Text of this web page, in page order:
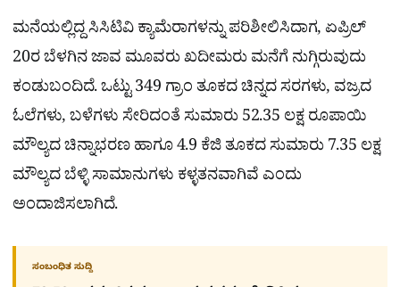
ಮನೆಯಲ್ಲಿದ್ದ ಸಿಸಿಟಿವಿ ಕ್ಯಾಮೆರಾಗಳನ್ನು ಪರಿಶೀಲಿಸಿದಾಗ, ಏಪ್ರಿಲ್
20ರ ಬೆಳಗಿನ ಜಾವ ಮೂವರು ಖದೀಮರು ಮನೆಗೆ ನುಗ್ಗಿರುವುದು
ಕಂಡುಬಂದಿದೆ. ಒಟ್ಟು 349 ಗ್ರಾಂ ತೂಕದ ಚಿನ್ನದ ಸರಗಳು, ವಜ್ರದ
ಓಲೆಗಳು, ಬಳೆಗಳು ಸೇರಿದಂತೆ ಸುಮಾರು 52.35 ಲಕ್ಷ ರೂಪಾಯಿ
ಮೌಲ್ಯದ ಚಿನ್ನಾಭರಣ ಹಾಗೂ 4.9 ಕೆಜಿ ತೂಕದ ಸುಮಾರು 7.35 ಲಕ್ಷ
ಮೌಲ್ಯದ ಬೆಳ್ಳಿ ಸಾಮಾನುಗಳು ಕಳ್ಳತನವಾಗಿವೆ ಎಂದು
ಅಂದಾಜಿಸಲಾಗಿದೆ.
ಸಂಬಂಧಿತ ಸುದ್ದಿ